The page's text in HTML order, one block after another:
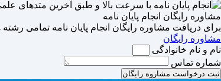
مشاوره رایگان انجام پایان نامه
برای دریافت مشاوره رایگان انجام پایان نامه تمامی رشته
مشاوره رایگان
نام و نام خانوادگی
شماره تماس
ثبت درخواست مشاروه رایگان